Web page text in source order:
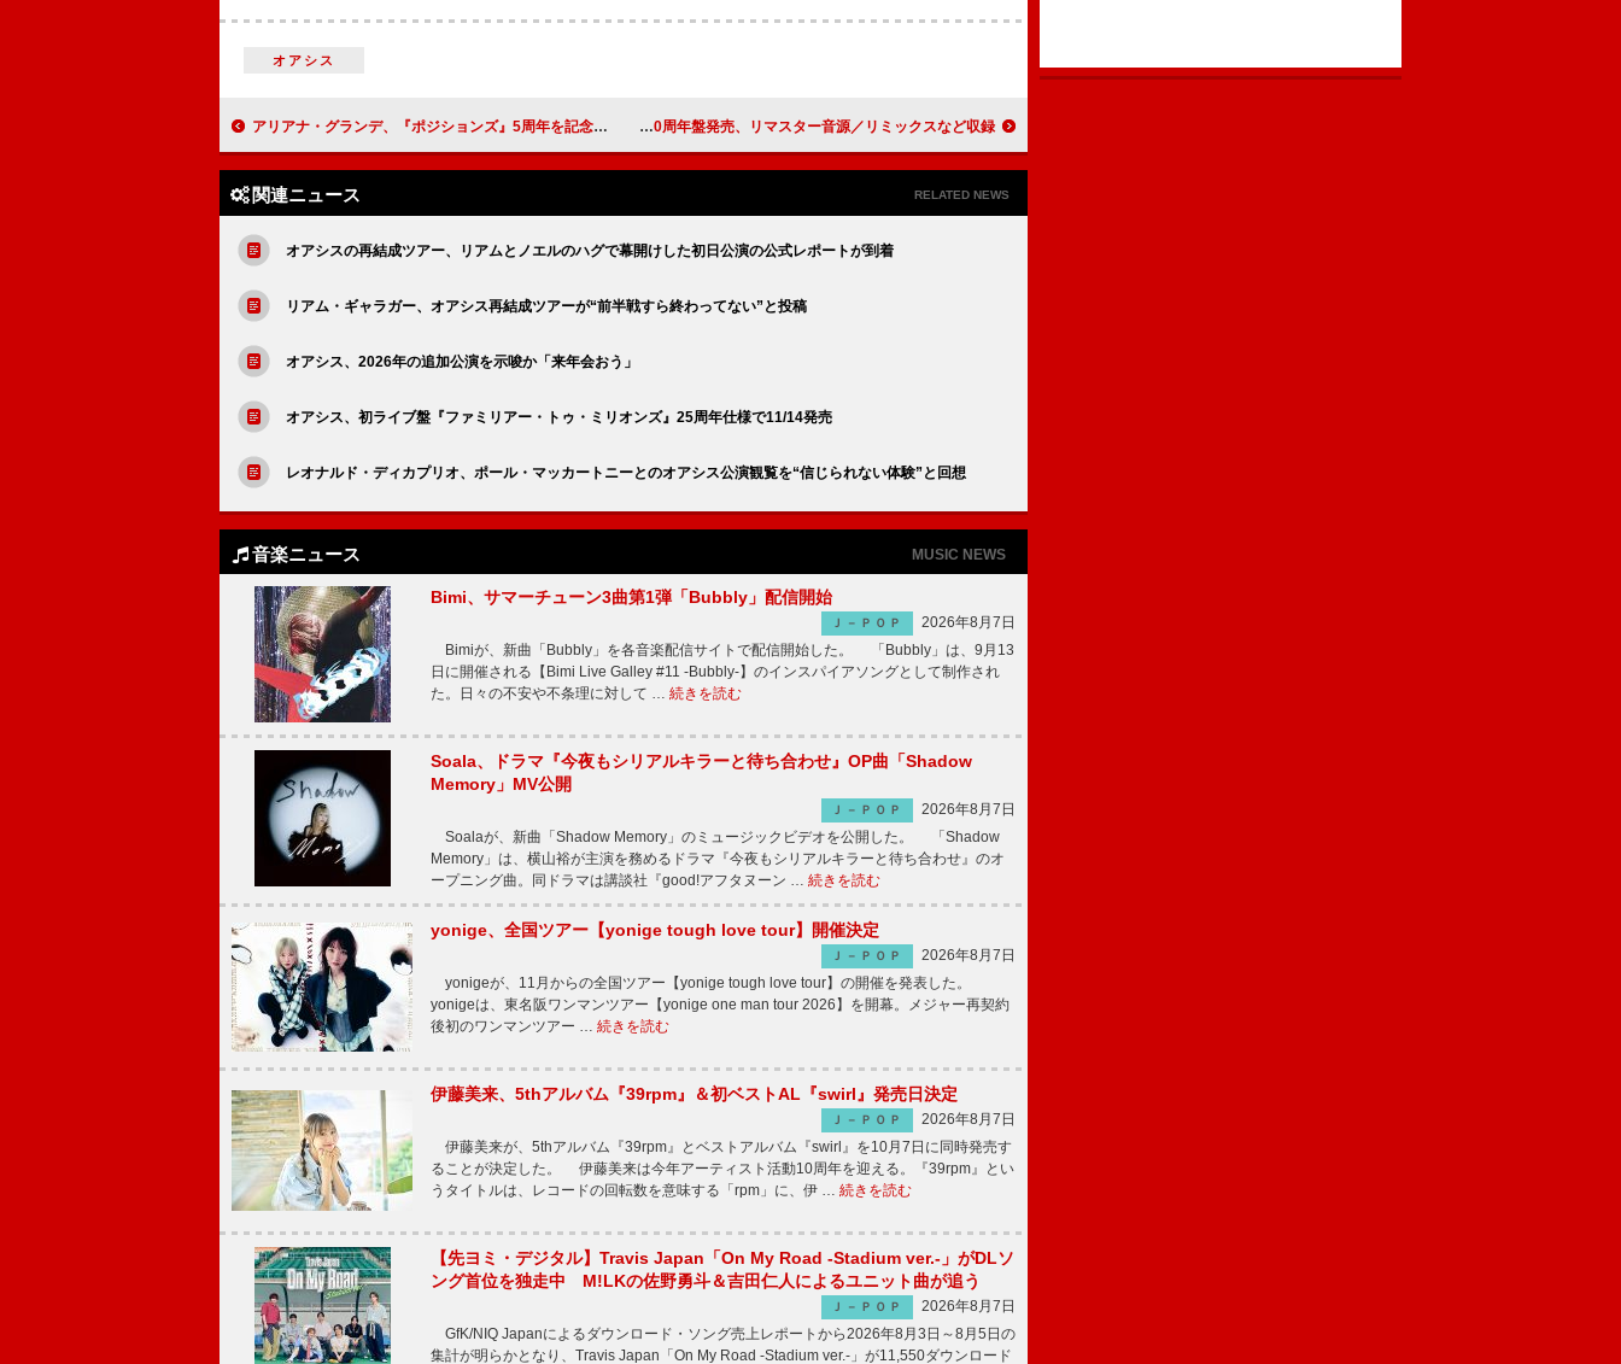
オアシス
アリアナ・グランデ、『ポジションズ』5周年を記念してVevoパフォーマンス音源配信 プリンス＆ザ・レヴォリューション『アラウンド・ザ・ワールド・イン・ア・デイ』40周年盤発売、リマスター音源／リミックスなど収録
関連ニュース RELATED NEWS
オアシスの再結成ツアー、リアムとノエルのハグで幕開けした初日公演の公式レポートが到着
リアム・ギャラガー、オアシス再結成ツアーが“前半戦すら終わってない”と投稿
オアシス、2026年の追加公演を示唆か「来年会おう」
オアシス、初ライブ盤『ファミリアー・トゥ・ミリオンズ』25周年仕様で11/14発売
レオナルド・ディカプリオ、ポール・マッカートニーとのオアシス公演観覧を“信じられない体験”と回想
音楽ニュース MUSIC NEWS
Bimi、サマーチューン3曲第1弾「Bubbly」配信開始
Ｊ－ＰＯＰ
2026年8月7日
Bimiが、新曲「Bubbly」を各音楽配信サイトで配信開始した。 「Bubbly」は、9月13
日に開催される【Bimi Live Galley #11 -Bubbly-】のインスパイアソングとして制作され
た。日々の不安や不条理に対して … 続きを読む
Soala、ドラマ『今夜もシリアルキラーと待ち合わせ』OP曲「Shadow
Memory」MV公開
Ｊ－ＰＯＰ
2026年8月7日
Soalaが、新曲「Shadow Memory」のミュージックビデオを公開した。 「Shadow
Memory」は、横山裕が主演を務めるドラマ『今夜もシリアルキラーと待ち合わせ』のオ
ープニング曲。同ドラマは講談社『good!アフタヌーン … 続きを読む
yonige、全国ツアー【yonige tough love tour】開催決定
Ｊ－ＰＯＰ
2026年8月7日
yonigeが、11月からの全国ツアー【yonige tough love tour】の開催を発表した。
yonigeは、東名阪ワンマンツアー【yonige one man tour 2026】を開幕。メジャー再契約
後初のワンマンツアー … 続きを読む
伊藤美来、5thアルバム『39rpm』＆初ベストAL『swirl』発売日決定
Ｊ－ＰＯＰ
2026年8月7日
伊藤美来が、5thアルバム『39rpm』とベストアルバム『swirl』を10月7日に同時発売す
ることが決定した。 伊藤美来は今年アーティスト活動10周年を迎える。『39rpm』とい
うタイトルは、レコードの回転数を意味する「rpm」に、伊 … 続きを読む
【先ヨミ・デジタル】Travis Japan「On My Road -Stadium ver.-」がDLソ
ング首位を独走中 M!LKの佐野勇斗＆吉田仁人によるユニット曲が追う
Ｊ－ＰＯＰ
2026年8月7日
GfK/NIQ Japanによるダウンロード・ソング売上レポートから2026年8月3日～8月5日の
集計が明らかとなり、Travis Japan「On My Road -Stadium ver.-」が11,550ダウンロード